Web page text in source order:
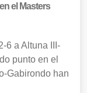
el Masters
6 a Altuna III-
punto en el
Gabirondo han